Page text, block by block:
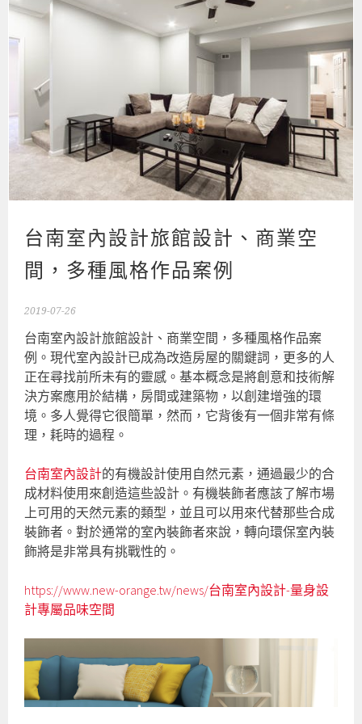
台南室內設計旅館設計、商業空
間，多種風格作品案例
2019-07-26
台南室內設計旅館設計、商業空間，多種風格作品案
例。現代室內設計已成為改造房屋的關鍵詞，更多的人
正在尋找前所未有的靈感。基本概念是將創意和技術解
決方案應用於結構，房間或建築物，以創建增強的環
境。多人覺得它很簡單，然而，它背後有一個非常有條
理，耗時的過程。
台南室內設計的有機設計使用自然元素，通過最少的合
成材料使用來創造這些設計。有機裝飾者應該了解市場
上可用的天然元素的類型，並且可以用來代替那些合成
裝飾者。對於通常的室內裝飾者來說，轉向環保室內裝
飾將是非常具有挑戰性的。
https://www.new-orange.tw/news/台南室內設計-量身設
計專屬品味空間